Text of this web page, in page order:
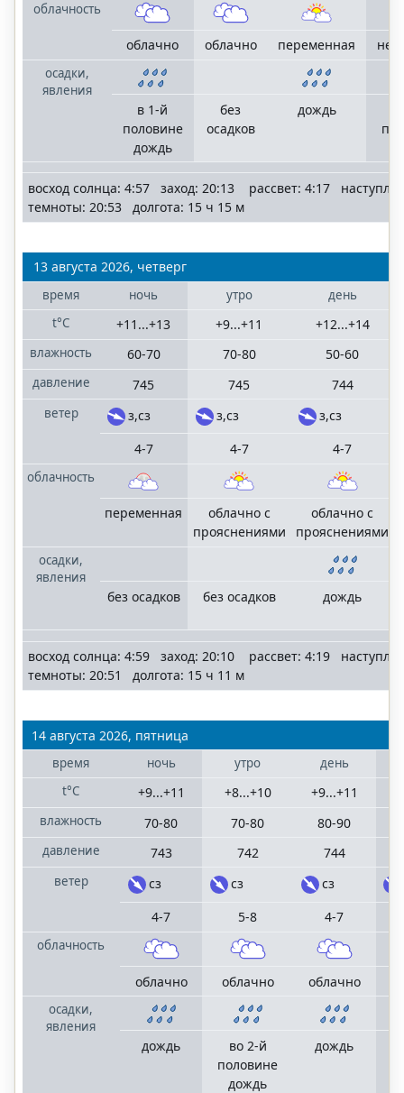
облачность
осадки,
явления
облачно
в 1-й
половине
дождь
облачно
без
осадков
переменная
дождь
восход солнца: 4:57 заход: 20:13 рассвет: 4:17
темноты: 20:53 долгота: 15 ч 15 м
13 августа 2026, четверг
время
t°C
влажность
давление
ветер
облачность
осадки,
явления
ночь
+11...+13
60-70
745
з,сз
4-7
переменная
без осадков
утро
+9...+11
70-80
745
з,сз
4-7
облачно с
прояснениями
без осадков
день
+12...+14
50-60
744
з,сз
4-7
облачно с
прояснениями
дождь
восход солнца: 4:59 заход: 20:10 рассвет: 4:19
темноты: 20:51 долгота: 15 ч 11 м
14 августа 2026, пятница
время
t°C
влажность
давление
ветер
облачность
осадки,
явления
ночь
+9...+11
70-80
743
сз
4-7
облачно
дождь
утро
+8...+10
70-80
742
сз
5-8
облачно
во 2-й
половине
дождь
день
+9...+11
80-90
744
сз
4-7
облачно
дождь